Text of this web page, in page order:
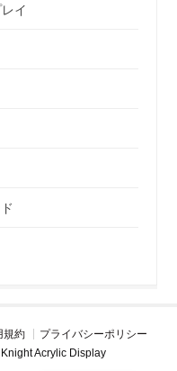
イ
規約
プライバシーポリシー
Acrylic Display